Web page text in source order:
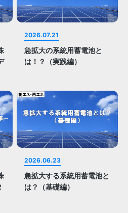
2026.07.21
急拡大の系統用蓄電池と
は！？（実践編）
2026.06.23
急拡大する系統用蓄電池と
は？（基礎編）